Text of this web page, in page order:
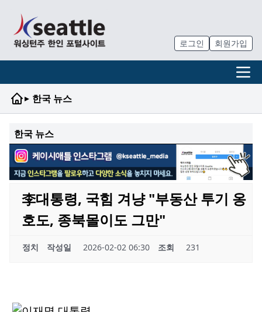
로그인 회원가입
▸ 한국 뉴스
한국 뉴스
李대통령, 국힘 겨냥 "부동산 투기 옹
호도, 종북몰이도 그만"
정치 작성일 2026-02-02 06:30 조회 231